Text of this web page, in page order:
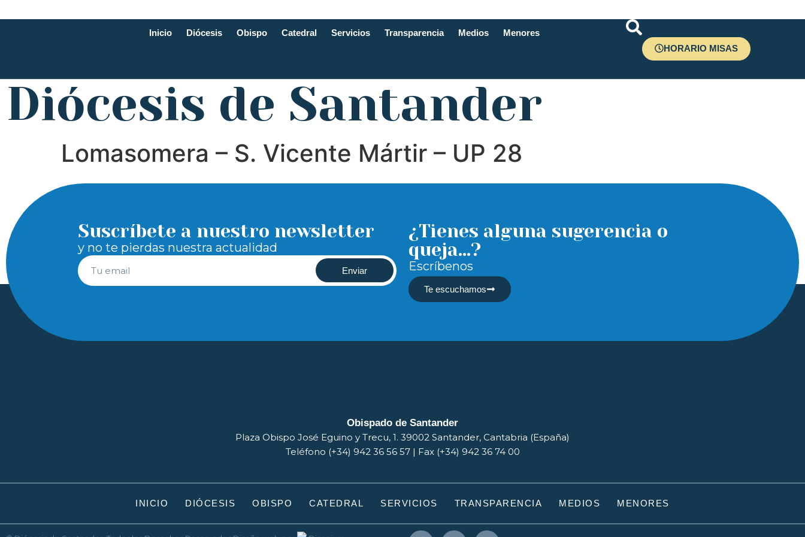
Inicio Diócesis Obispo Catedral Servicios Transparencia Medios
Menores
HORARIO MISAS
Diócesis de Santander
Lomasomera – S. Vicente Mártir – UP 28
Suscríbete a nuestro newsletter
y no te pierdas nuestra actualidad
Enviar
¿Tienes alguna sugerencia o
queja...?
Escríbenos
Te escuchamos
Obispado de Santander
Plaza Obispo José Eguino y Trecu, 1. 39002 Santander, Cantabria (España)
Teléfono (+34) 942 36 56 57 | Fax (+34) 942 36 74 00
INICIO DIÓCESIS OBISPO CATEDRAL SERVICIOS TRANSPARENCIA MEDIOS MENORES